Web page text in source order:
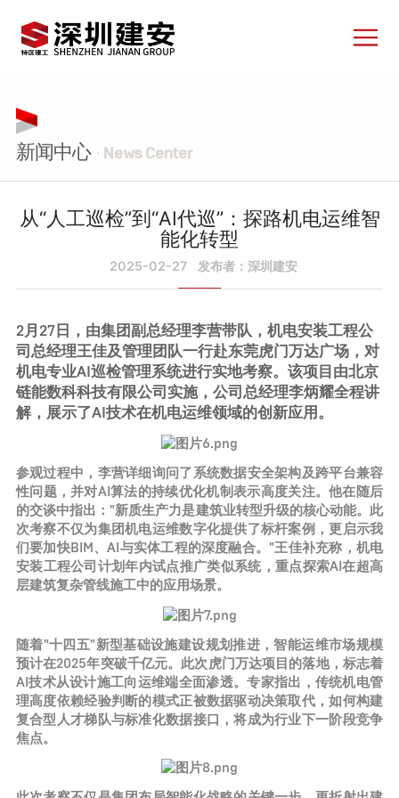
新闻中心 · News Center
从“人工巡检”到“AI代巡”：探路机电运维智
能化转型
2025-02-27 发布者：深圳建安
2月27日，由集团副总经理李营带队，机电安装工程公
司总经理王佳及管理团队一行赴东莞虎门万达广场，对
机电专业AI巡检管理系统进行实地考察。该项目由北京
链能数科科技有限公司实施，公司总经理李炳耀全程讲
解，展示了AI技术在机电运维领域的创新应用。
参观过程中，李营详细询问了系统数据安全架构及跨平台兼容
性问题，并对AI算法的持续优化机制表示高度关注。他在随后
的交谈中指出："新质生产力是建筑业转型升级的核心动能。此
次考察不仅为集团机电运维数字化提供了标杆案例，更启示我
们要加快BIM、AI与实体工程的深度融合。"王佳补充称，机电
安装工程公司计划年内试点推广类似系统，重点探索AI在超高
层建筑复杂管线施工中的应用场景。
随着"十四五"新型基础设施建设规划推进，智能运维市场规模
预计在2025年突破千亿元。此次虎门万达项目的落地，标志着
AI技术从设计施工向运维端全面渗透。专家指出，传统机电管
理高度依赖经验判断的模式正被数据驱动决策取代，如何构建
复合型人才梯队与标准化数据接口，将成为行业下一阶段竞争
焦点。